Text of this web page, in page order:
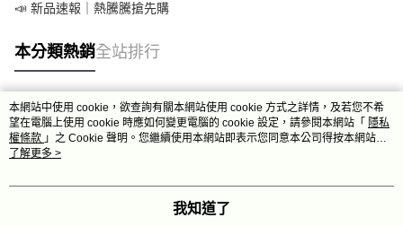
📣 新品速報｜熱騰騰搶先購
本分類熱銷全站排行
熱門標籤
本網站中使用 cookie，欲查詢有關本網站使用 cookie 方式之詳情，及若您不希
望在電腦上使用 cookie 時應如何變更電腦的 cookie 設定，請參閱本網站「 隱私
權條款 」之 Cookie 聲明。您繼續使用本網站即表示您同意本公司得按本網站使
用條款之 Cookie 聲明使用 cookie。
了解更多 >
我知道了